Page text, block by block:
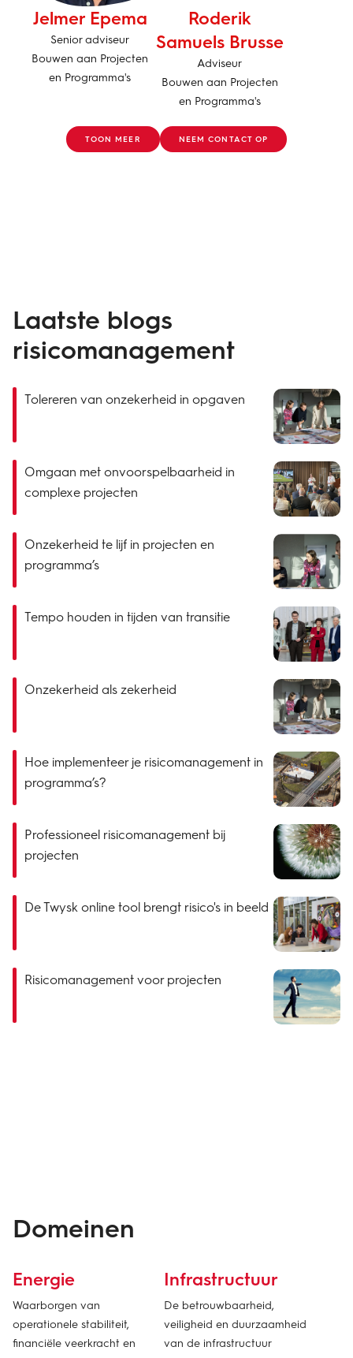
Jelmer Epema
Senior adviseur
Bouwen aan Projecten
en Programma's
Roderik
Samuels Brusse
Adviseur
Bouwen aan Projecten
en Programma's
TOON MEER NEEM CONTACT OP
Laatste blogs
risicomanagement
Tolereren van onzekerheid in opgaven
Omgaan met onvoorspelbaarheid in
complexe projecten
Onzekerheid te lijf in projecten en
programma’s
Tempo houden in tijden van transitie
Onzekerheid als zekerheid
Hoe implementeer je risicomanagement in
programma’s?
Professioneel risicomanagement bij
projecten
De Twysk online tool brengt risico's in beeld
Risicomanagement voor projecten
Domeinen
Energie
Waarborgen van
operationele stabiliteit,
financiële veerkracht en
Infrastructuur
De betrouwbaarheid,
veiligheid en duurzaamheid
van de infrastructuur